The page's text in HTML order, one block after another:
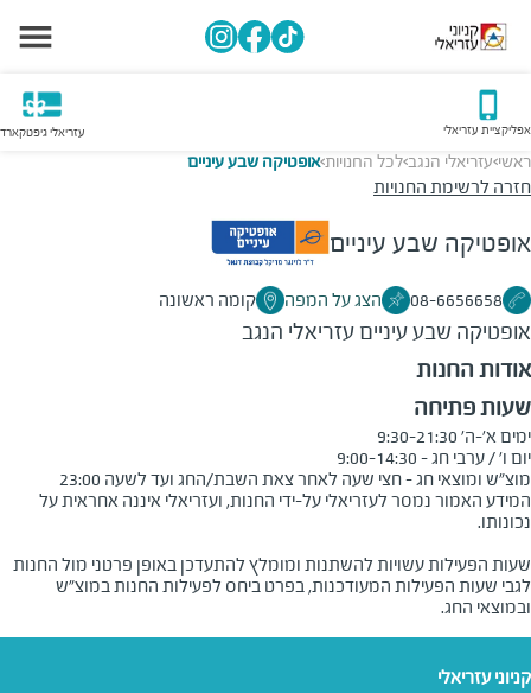
אפליקציית עזריאלי עזריאלי גיפטקארד
ראשי>עזריאלי הנגב>לכל החנויות>אופטיקה שבע עיניים
חזרה לרשימת החנויות
אופטיקה שבע עיניים
08-6656658 הצג על המפה קומה ראשונה
אופטיקה שבע עיניים עזריאלי הנגב
אודות החנות
שעות פתיחה
מוצ"ש ומוצאי חג - חצי שעה לאחר צאת השבת/החג ועד לשעה 23:00
המידע האמור נמסר לעזריאלי על-ידי החנות, ועזריאלי איננה אחראית על
שעות הפעילות עשויות להשתנות ומומלץ להתעדכן באופן פרטני מול החנות
לגבי שעות הפעילות המעודכנות, בפרט ביחס לפעילות החנות במוצ"ש
ובמוצאי החג.
קניוני עזריאלי